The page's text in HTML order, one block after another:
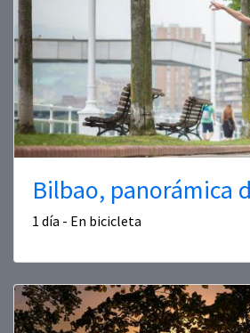
Bilbao, panorámica
1 día - En bicicleta